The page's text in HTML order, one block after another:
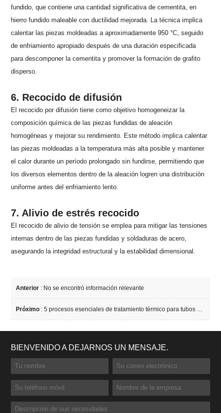
fundido, que contiene una cantidad significativa de cementita, en
hierro fundido maleable con ductilidad mejorada. La técnica implica
calentar las piezas moldeadas a aproximadamente 950 °C, seguido
de enfriamiento apropiado después de una duración especificada
para descomponer la cementita y promover la formación de grafito
disperso.
6. Recocido de difusión
El recocido por difusión tiene como objetivo homogeneizar la
composición química de las piezas fundidas de aleación
homogéneas y mejorar su rendimiento. Este método implica calentar
las piezas moldeadas a la temperatura más alta posible y mantener
el calor durante un período prolongado sin fundirse, permitiendo que
los diversos elementos dentro de la aleación logren una distribución
uniforme antes del enfriamiento lento.
7. Alivio de estrés recocido
El recocido de alivio de tensión se emplea para mitigar las tensiones
internas dentro de las piezas fundidas y soldaduras de acero,
asegurando la integridad estructural y la estabilidad dimensional.
Anterior : No se encontró información relevante
Próximo :5 procesos esenciales de tratamiento térmico para tubos de acero sin costura
BIENVENIDO A DEJARNOS UN MENSAJE.